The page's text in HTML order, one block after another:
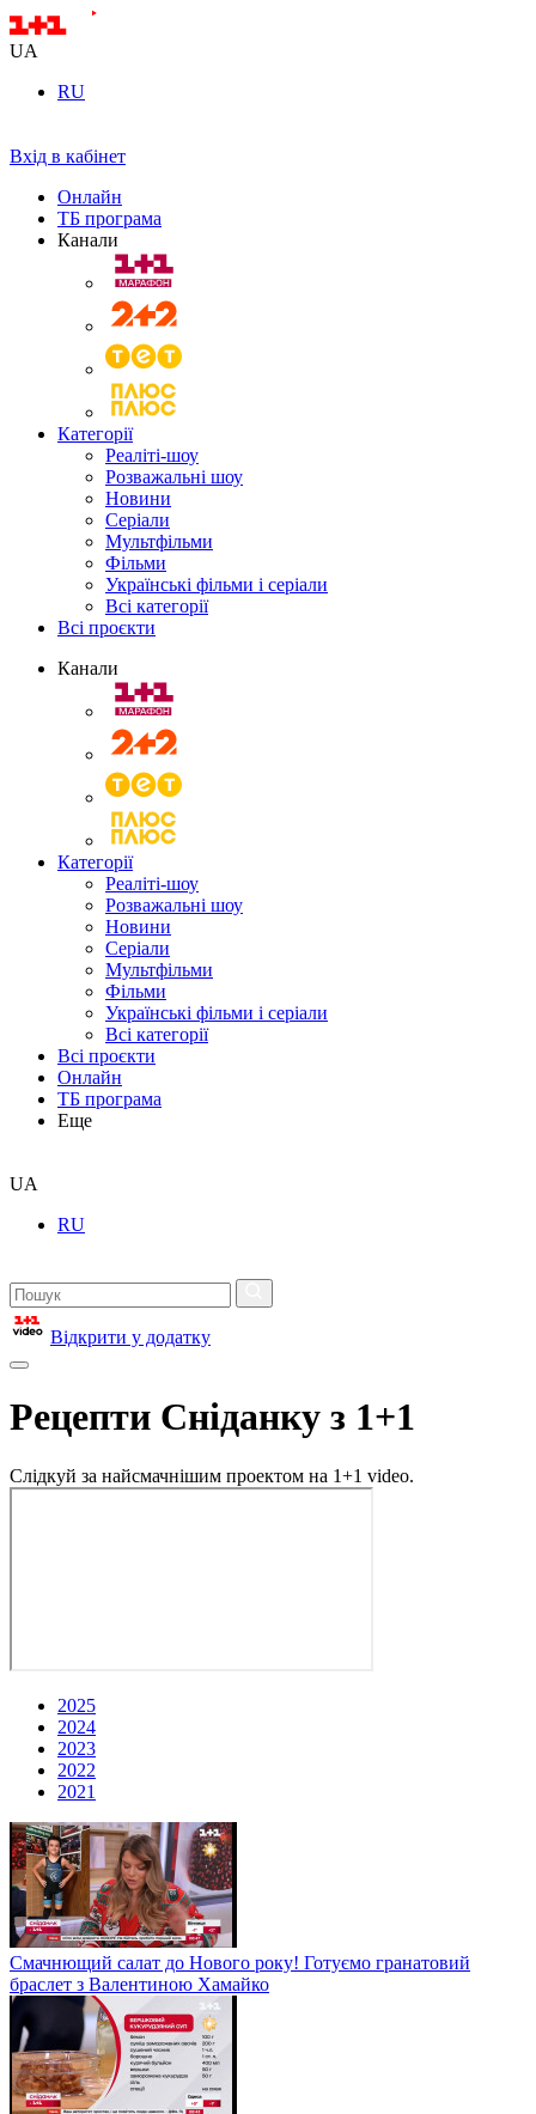
UA
RU
Вхід в кабінет
Онлайн
ТБ програма
Канали
Категорії
Реаліті-шоу
Розважальні шоу
Новини
Серіали
Мультфільми
Фільми
Українські фільми і серіали
Всі категорії
Всі проєкти
Канали
Категорії
Реаліті-шоу
Розважальні шоу
Новини
Серіали
Мультфільми
Фільми
Українські фільми і серіали
Всі категорії
Всі проєкти
Онлайн
ТБ програма
Еще
UA
RU
Відкрити у додатку
Рецепти Сніданку з 1+1
Слідкуй за найсмачнішим проектом на 1+1 video.
2025
2024
2023
2022
2021
Смачнющий салат до Нового року! Готуємо гранатовий
браслет з Валентиною Хамайко